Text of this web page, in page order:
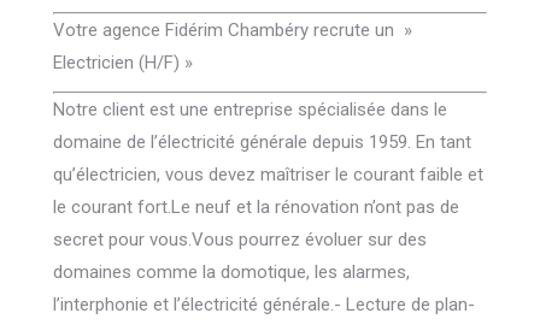
Votre agence Fidérim Chambéry recrute un »
Electricien (H/F) »
Notre client est une entreprise spécialisée dans le
domaine de l’électricité générale depuis 1959. En tant
qu’électricien, vous devez maîtriser le courant faible et
le courant fort.Le neuf et la rénovation n’ont pas de
secret pour vous.Vous pourrez évoluer sur des
domaines comme la domotique, les alarmes,
l’interphonie et l’électricité générale.- Lecture de plan-